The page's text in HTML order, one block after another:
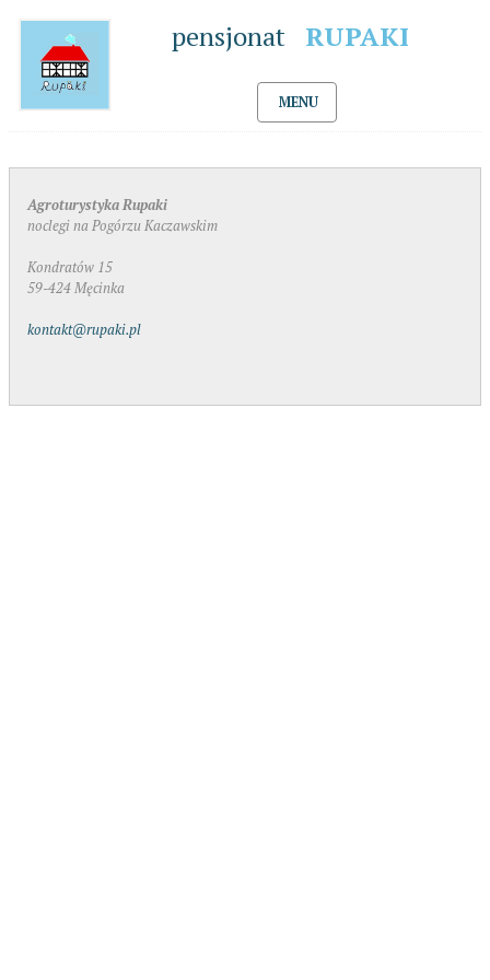
pensjonat RUPAKI
MENU
Agroturystyka Rupaki
noclegi na Pogórzu Kaczawskim
Kondratów 15
59-424 Męcinka
kontakt@rupaki.pl